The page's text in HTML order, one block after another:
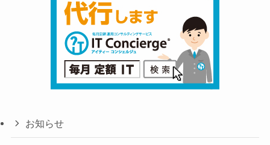
お知らせ